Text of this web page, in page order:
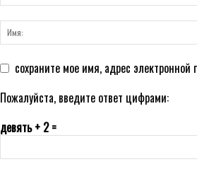
сохраните мое имя, адрес
Пожалуйста, введите ответ цифрами:
девять + 2 =